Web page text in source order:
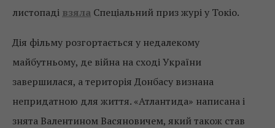
листопаді взяла Спеціальний приз журі у Токіо.
Дія фільму розгортається у недалекому
майбутньому, де війна на сході України
завершилася, а територія Донбасу визнана
непридатною для життя. «Атлантида» написана і
знята Валентином Васяновичем, який також став